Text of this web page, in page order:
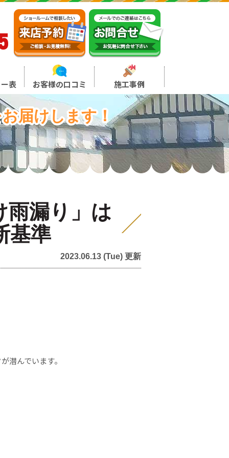
表 お客様の口コミ 施工事例
届けします！
雨漏り」は
基準
2023.06.13 (Tue) 更新
潜んでいます。